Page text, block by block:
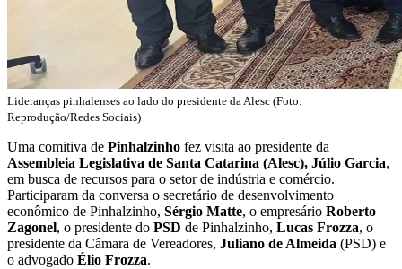
Lideranças pinhalenses ao lado do presidente da Alesc (Foto:
Reprodução/Redes Sociais)
Uma comitiva de Pinhalzinho fez visita ao presidente da
Assembleia Legislativa de Santa Catarina (Alesc), Júlio Garcia,
em busca de recursos para o setor de indústria e comércio.
Participaram da conversa o secretário de desenvolvimento
econômico de Pinhalzinho, Sérgio Matte, o empresário Roberto
Zagonel, o presidente do PSD de Pinhalzinho, Lucas Frozza, o
presidente da Câmara de Vereadores, Juliano de Almeida (PSD) e
o advogado Élio Frozza.